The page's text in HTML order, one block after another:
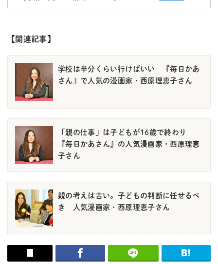
【関連記事】
学校は半分くらい行けばいい 『毎日かあ
さん』で人気の漫画家・西原理恵子さん
「親の仕事」は子どもが16歳で終わり
『毎日かあさん』の人気漫画家・西原理恵
子さん
親の考えは古い。子どもの判断に任せるべ
き 人気漫画家・西原理恵子さん